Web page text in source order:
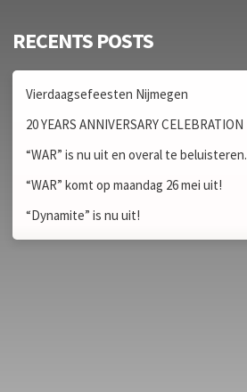
RECENTS POSTS
Vierdaagsefeesten Nijmegen
20 YEARS ANNIVERSARY CELEBRATION
“WAR” is nu uit en overal te beluisteren.
“WAR” komt op maandag 26 mei uit!
“Dynamite” is nu uit!